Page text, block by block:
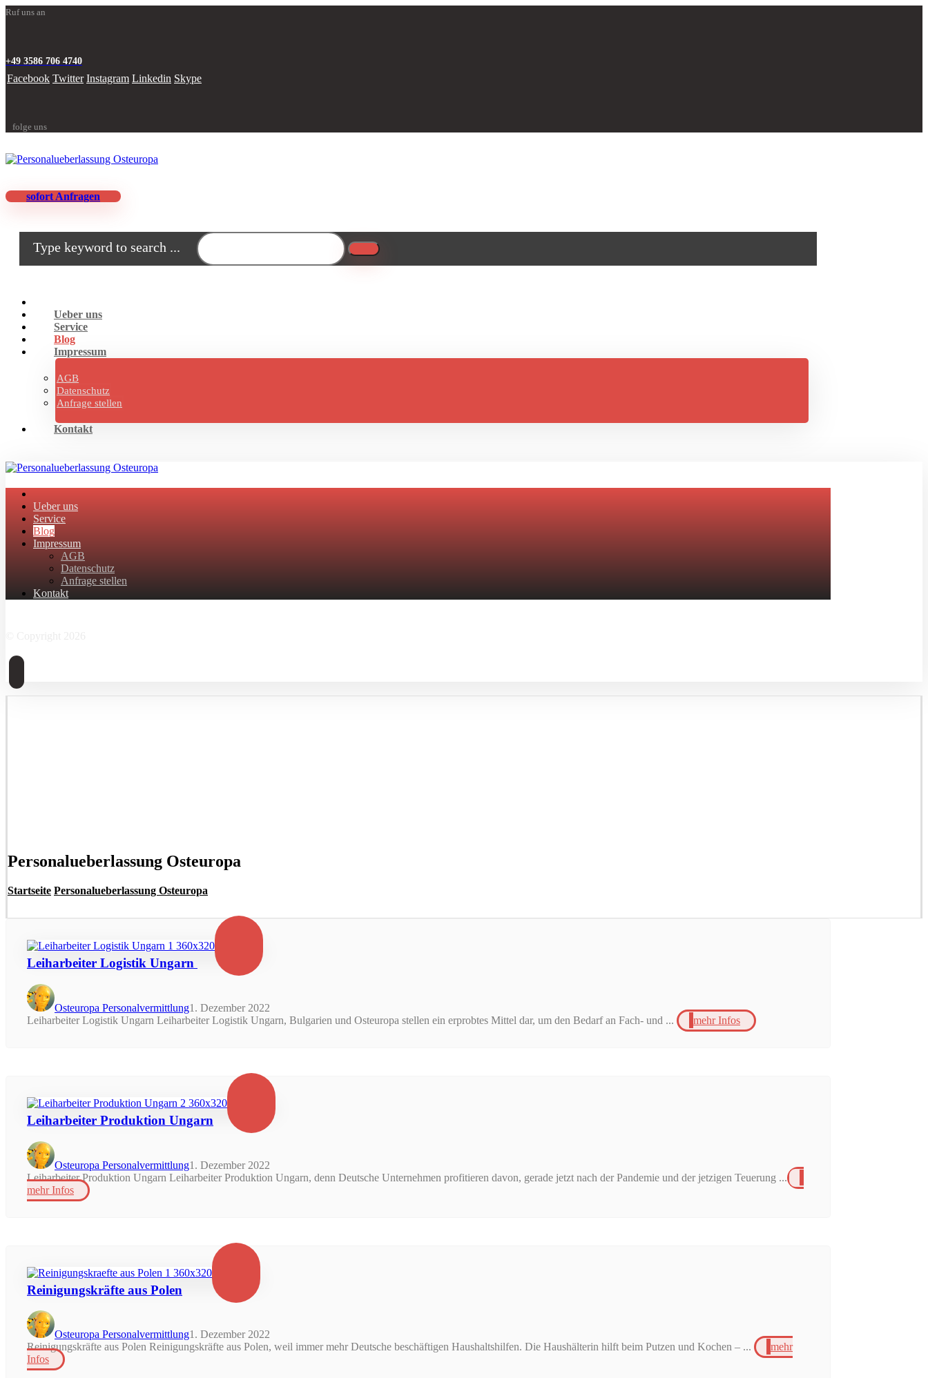
Ruf uns an
+49 3586 706 4740
Facebook Twitter Instagram Linkedin Skype
folge uns
sofort Anfragen
Type keyword to search ...
Ueber uns
Service
Blog
Impressum
AGB
Datenschutz
Anfrage stellen
Kontakt
Ueber uns
Service
Blog
Impressum
AGB
Datenschutz
Anfrage stellen
Kontakt
Personalueberlassung Osteuropa
Startseite Personalueberlassung Osteuropa
Leiharbeiter Logistik Ungarn
Osteuropa Personalvermittlung1. Dezember 2022
Leiharbeiter Logistik Ungarn Leiharbeiter Logistik Ungarn, Bulgarien und Osteuropa stellen ein erprobtes Mittel dar, um den Bedarf an Fach- und ...
mehr Infos
Leiharbeiter Produktion Ungarn
Osteuropa Personalvermittlung1. Dezember 2022
Leiharbeiter Produktion Ungarn Leiharbeiter Produktion Ungarn, denn Deutsche Unternehmen profitieren davon, gerade jetzt nach der Pandemie und der jetzigen Teuerung ...
mehr Infos
Reinigungskräfte aus Polen
Osteuropa Personalvermittlung1. Dezember 2022
Reinigungskräfte aus Polen Reinigungskräfte aus Polen, weil immer mehr Deutsche beschäftigen Haushaltshilfen. Die Haushälterin hilft beim Putzen und Kochen – ...
mehr
Infos